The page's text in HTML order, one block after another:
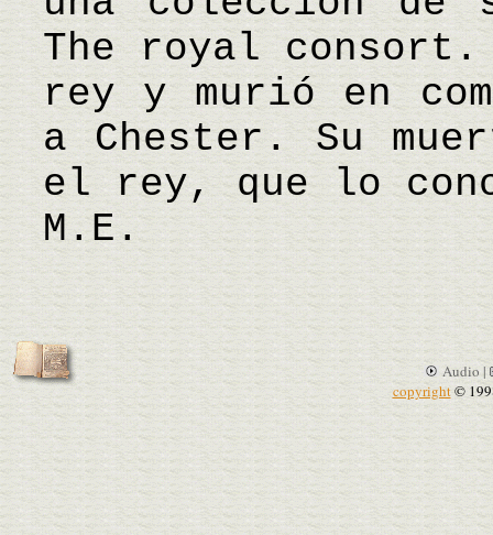
The royal
rey y murió en
a Chester. Su
el rey, que lo
M.E.
Audio |
copyright©